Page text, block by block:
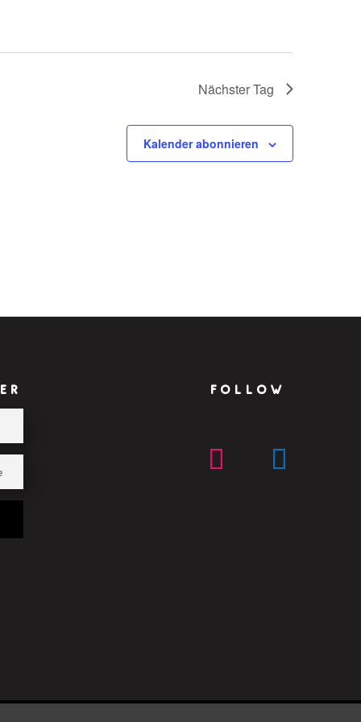
Nächster Tag
Kalender abonnieren
FOLLOW